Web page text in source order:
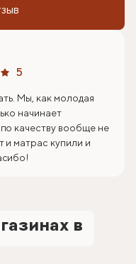
5
Мы, как молодая
начинает
качеству вообще не
и матрас купили и
в